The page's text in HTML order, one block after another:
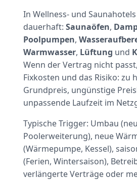
In Wellness- und
dauerhaft: Saunaöfen,
Poolpumpen,
Warmwasser, Lüftung und
Wenn der Vertrag nicht
Fixkosten und das Risiko: zu
Grundpreis, ungünstige
unpassende Laufzeit im
Typische Trigger: Umbau
Poolerweiterung), neue
(Wärmepumpe, Kessel),
(Ferien, Wintersaison),
verlängerte Verträge oder